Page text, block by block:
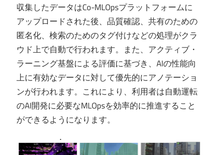
収集したデータはCo-MLOpsプラットフォームに
アップロードされた後、品質確認、共有のための
匿名化、検索のためのタグ付けなどの処理がクラ
ウド上で自動で行われます。また、アクティブ・
ラーニング基盤による評価に基づき、AIの性能向
上に有効なデータに対して優先的にアノテーショ
ンが行われます。これにより、利用者は自動運転
のAI開発に必要なMLOpsを効率的に推進すること
ができるようになります。